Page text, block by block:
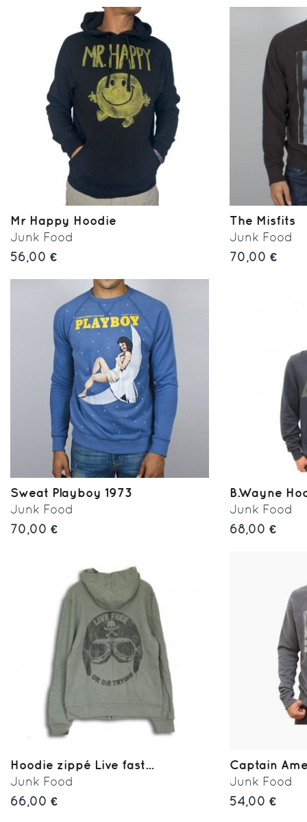
Mr Happy Hoodie
Junk Food
56,00 €
The Misfits
Junk Food
70,00 €
Sweat Playboy 1973
Junk Food
70,00 €
B.Wayne
Junk Food
68,00 €
Hoodie zippé Live fast...
Junk Food
66,00 €
Captain
Junk Food
54,00 €